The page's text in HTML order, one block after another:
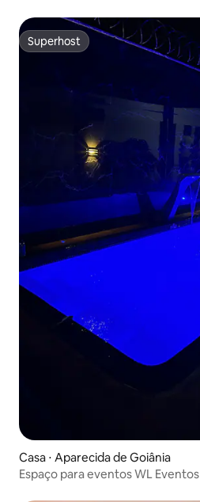
Superhost
Superhost
Casa ⋅ Aparecida de Goiânia
Espaço para eventos WL Eventos